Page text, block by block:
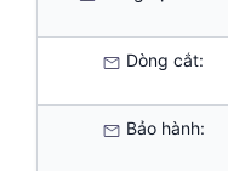
Dòng cắt:
Bảo hành: